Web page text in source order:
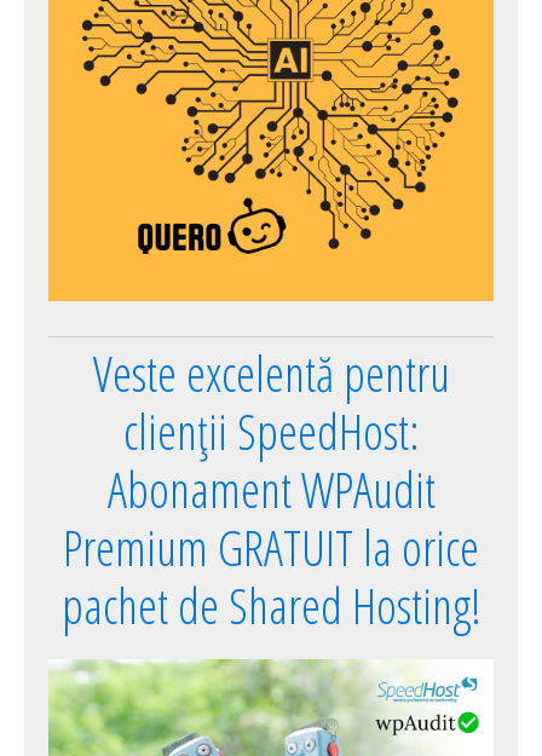
Veste excelentă pentru
clienții SpeedHost:
Abonament WPAudit
Premium GRATUIT la orice
pachet de Shared Hosting!